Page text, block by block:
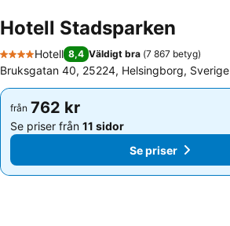
Hotell Stadsparken
4 Stjärnor
Hotell 8,4 Väldigt bra (7 867 betyg)
Bruksgatan 40, 25224, Helsingborg, Sverige
från 762 kr
Se priser från 11 sidor
Se priser
från 762 kr
Se priser från 11 sidor
Se priser